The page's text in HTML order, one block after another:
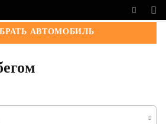
АВТОМОБИЛЬ